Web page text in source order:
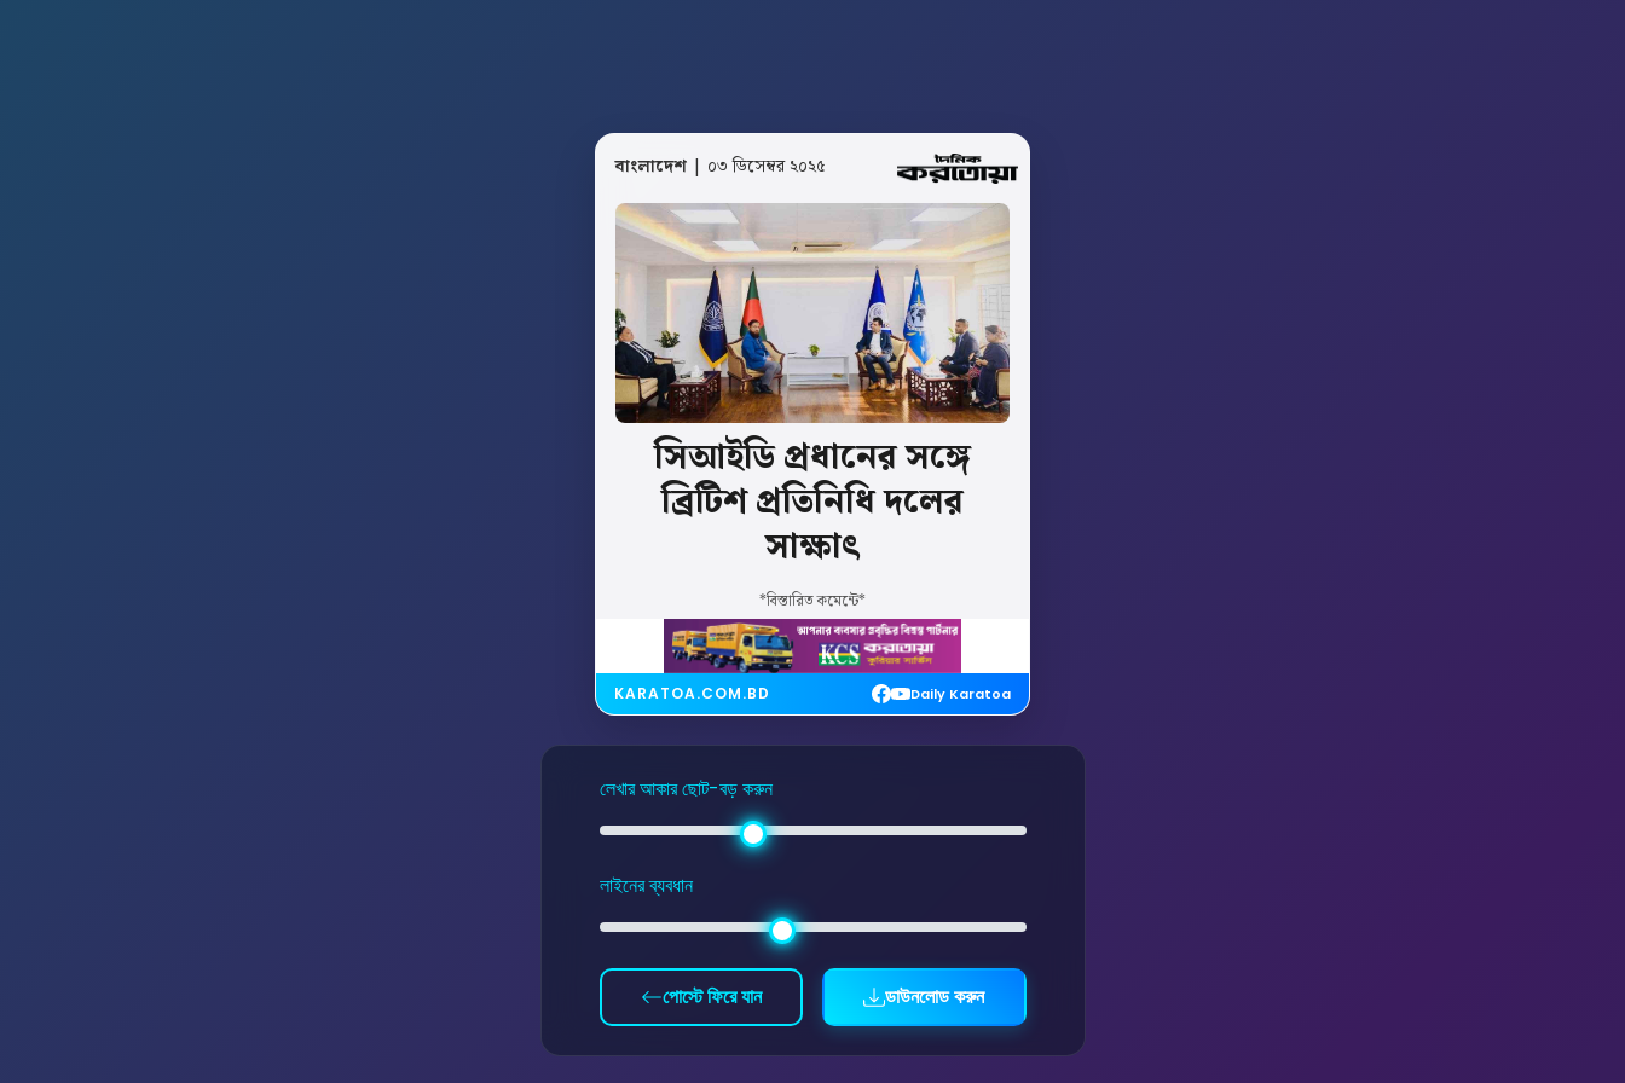
বাংলাদেশ | ০৩ ডিসেম্বর ২০২৫
সিআইডিপ্রধানেরসঙ্গে
ব্রিটিশ‎প্রতিনিধিদলের
সাক্ষাৎ
*বিস্তারিত কমেন্টে*
KARATOA.COM.BD Daily Karatoa
লেখার আকার ছোট-বড় করুন
লাইনের ব্যবধান
পোস্টে ফিরে যান ডাউনলোড করুন